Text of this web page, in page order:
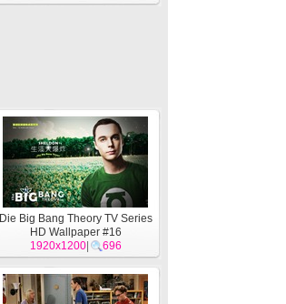
Die Big Bang Theory TV Series
HD Wallpaper #16
1920x1200| 696